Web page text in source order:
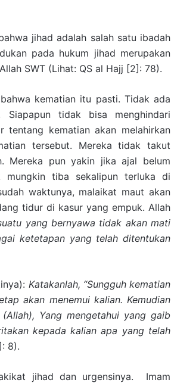
jihad adalah salah satu ibadah
pada hukum jihad merupakan
SWT (Lihat: QS al Hajj [2]: 78).
kematian itu pasti. Tidak ada
Siapapun tidak bisa menghindari
tentang kematian akan melahirkan
tersebut. Mereka tidak takut
Mereka pun yakin jika ajal belum
mungkin tiba sekalipun terluka di
waktunya, malaikat maut akan
tidur di kasur yang empuk. Allah
yang bernyawa tidak akan mati
ketetapan yang telah ditentukan
Katakanlah, “Sungguh kematian
akan menemui kalian. Kemudian
Yang mengetahui yang gaib
kepada kalian apa yang telah
8).
jihad dan urgensinya. Imam